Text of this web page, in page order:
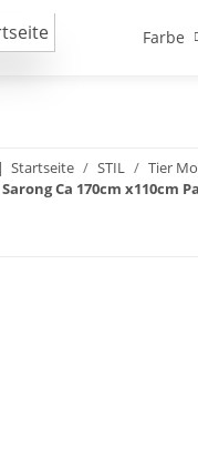
Farbe
Startseite STIL
Tier
Sarong Ca 170cm